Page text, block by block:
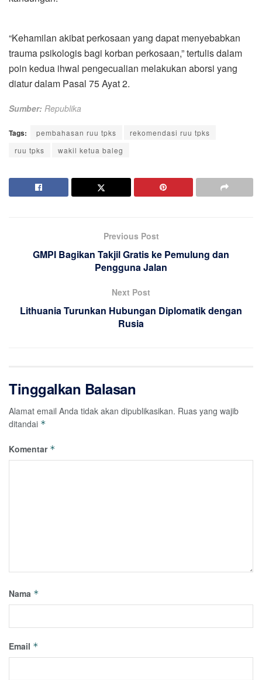
“Kehamilan akibat perkosaan yang dapat menyebabkan
trauma psikologis bagi korban perkosaan,” tertulis dalam
poin kedua ihwal pengecualian melakukan aborsi yang
diatur dalam Pasal 75 Ayat 2.
Sumber: Republika
Tags: pembahasan ruu tpks
rekomendasi ruu tpks
ruu tpks
wakil ketua baleg
Previous Post
GMPI Bagikan Takjil Gratis ke Pemulung dan
Pengguna Jalan
Next Post
Lithuania Turunkan Hubungan Diplomatik dengan
Rusia
Tinggalkan Balasan
Alamat email Anda tidak akan dipublikasikan. Ruas yang wajib
ditandai *
Komentar *
Nama *
Email *